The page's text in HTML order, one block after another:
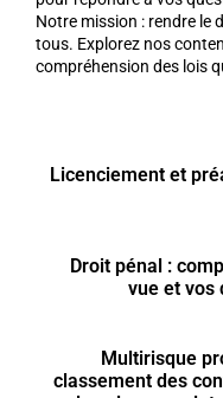
Notre mission : rendre le
tous. Explorez nos
compréhension des lois
Licenciement et
Droit pénal :
vue et vos
Multirisque
classement des